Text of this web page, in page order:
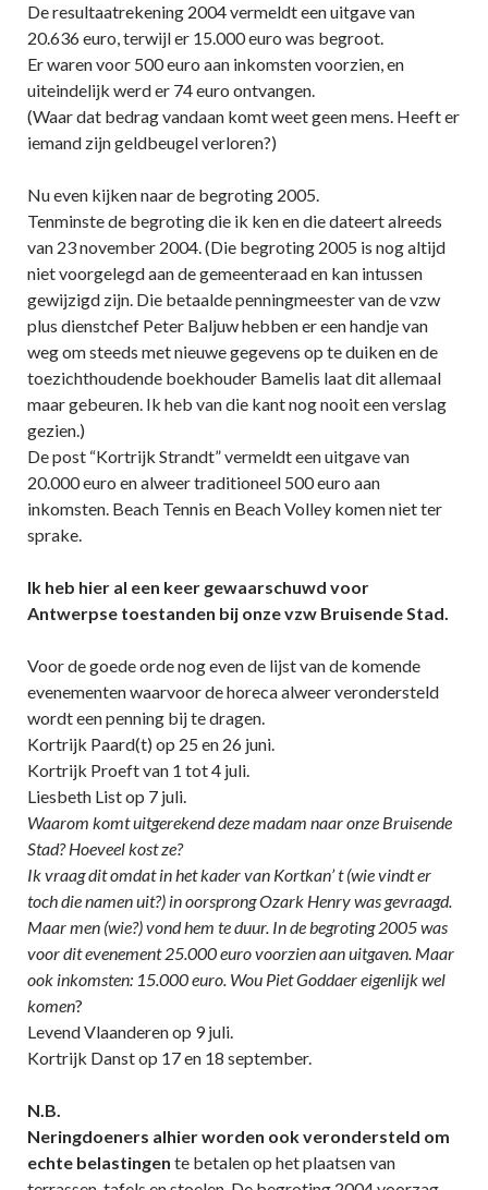
De resultaatrekening 2004 vermeldt een uitgave van
20.636 euro, terwijl er 15.000 euro was begroot.
Er waren voor 500 euro aan inkomsten voorzien, en
uiteindelijk werd er 74 euro ontvangen.
(Waar dat bedrag vandaan komt weet geen mens. Heeft er
iemand zijn geldbeugel verloren?)
Nu even kijken naar de begroting 2005.
Tenminste de begroting die ik ken en die dateert alreeds
van 23 november 2004. (Die begroting 2005 is nog altijd
niet voorgelegd aan de gemeenteraad en kan intussen
gewijzigd zijn. Die betaalde penningmeester van de vzw
plus dienstchef Peter Baljuw hebben er een handje van
weg om steeds met nieuwe gegevens op te duiken en de
toezichthoudende boekhouder Bamelis laat dit allemaal
maar gebeuren. Ik heb van die kant nog nooit een verslag
gezien.)
De post “Kortrijk Strandt” vermeldt een uitgave van
20.000 euro en alweer traditioneel 500 euro aan
inkomsten. Beach Tennis en Beach Volley komen niet ter
sprake.
Ik heb hier al een keer gewaarschuwd voor
Antwerpse toestanden bij onze vzw Bruisende Stad.
Voor de goede orde nog even de lijstvan de komende
evenementen waarvoor de horeca alweer verondersteld
wordt een penning bij te dragen.
Kortrijk Paard(t) op 25 en 26 juni.
Kortrijk Proeft van 1 tot 4 juli.
Liesbeth List op 7 juli.
Waarom komt uitgerekend deze madam naar onze Bruisende
Stad? Hoeveel kost ze?
Ik vraag dit omdat in het kader van Kortkan’ t (wie vindt er
toch die namen uit?) in oorsprong Ozark Henry was gevraagd.
Maar men (wie?) vond hem te duur. In de begroting 2005 was
voor dit evenement 25.000 euro voorzien aan uitgaven. Maar
ook inkomsten: 15.000 euro. Wou Piet Goddaer eigenlijk wel
komen?
Levend Vlaanderen op 9 juli.
Kortrijk Danst op 17 en 18 september.
N.B.
Neringdoeners alhier worden ook verondersteld om
echte belastingen te betalen op het plaatsen van